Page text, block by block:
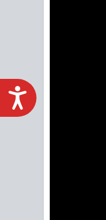
ACCESIBILIDAD